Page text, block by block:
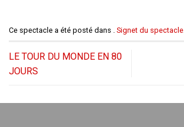
Ce spectacle a été posté dans . Signet du spectacle
LE TOUR DU MONDE EN 80
JOURS